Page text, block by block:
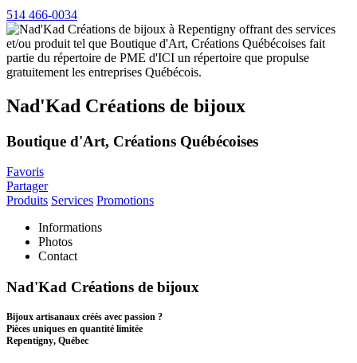
514 466-0034
Nad'Kad Créations de bijoux
Boutique d'Art, Créations Québécoises
Favoris
Partager
Produits Services Promotions
Informations
Photos
Contact
Nad'Kad Créations de bijoux
Bijoux artisanaux créés avec passion ?
Pièces uniques en quantité limitée
Repentigny, Québec